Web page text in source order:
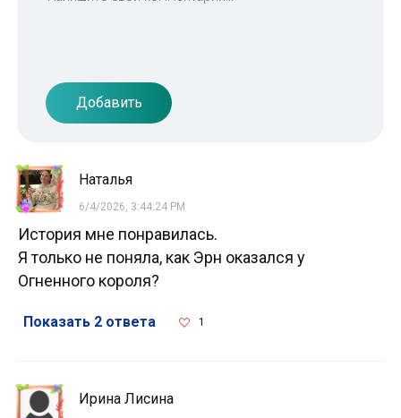
Добавить
Наталья
6/4/2026, 3:44:24 PM
История мне понравилась.
Я только не поняла, как Эрн оказался у
Огненного короля?
Показать 2 ответа 1
Ирина Лисина